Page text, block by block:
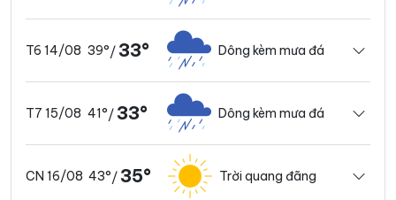
T6 14/08 39°/ 33° Dông kèm mưa đá
T7 15/08 41°/ 33° Dông kèm mưa đá
CN 16/08 43°/ 35° Trời quang đãng